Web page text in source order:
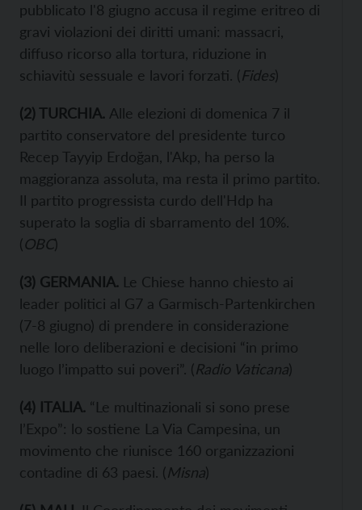
pubblicato l'8 giugno accusa il regime eritreo di
gravi violazioni dei diritti umani: massacri,
diffuso ricorso alla tortura, riduzione in
schiavitù sessuale e lavori forzati. (Fides)
(2) TURCHIA. Alle elezioni di domenica 7 il
partito conservatore del presidente turco
Recep Tayyip Erdoğan, l'Akp, ha perso la
maggioranza assoluta, ma resta il primo partito.
Il partito progressista curdo dell'Hdp ha
superato la soglia di sbarramento del 10%.
(OBC)
(3) GERMANIA. Le Chiese hanno chiesto ai
leader politici al G7 a Garmisch-Partenkirchen
(7-8 giugno) di prendere in considerazione
nelle loro deliberazioni e decisioni “in primo
luogo l’impatto sui poveri”. (Radio Vaticana)
(4) ITALIA. “Le multinazionali si sono prese
l’Expo”: lo sostiene La Via Campesina, un
movimento che riunisce 160 organizzazioni
contadine di 63 paesi. (Misna)